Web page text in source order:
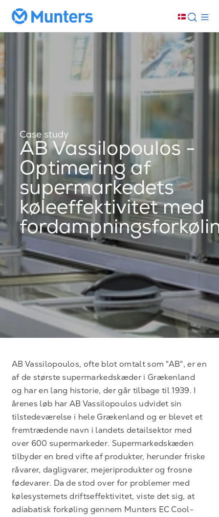
Case study
AB Vassilopoulos -
Optimering af
supermarkedets
køleeffektivitet med
AB Vassilopoulos, ofte blot omtalt som "AB", er en
af de største supermarkedskæder i Grækenland
og har en lang historie, der går tilbage til 1939. I
årenes løb har AB Vassilopoulos udvidet sin
tilstedeværelse i hele Grækenland og er blevet et
fremtrædende navn i landets detailsektor med
over 600 supermarkeder. Supermarkedskæden
tilbyder en bred vifte af produkter, herunder friske
råvarer, dagligvarer, mejeriprodukter og frosne
fødevarer. Da de stod over for problemer med
kølesystemets driftseffektivitet, viste det sig, at
adiabatisk forkøling gennem Munters EC Cool-